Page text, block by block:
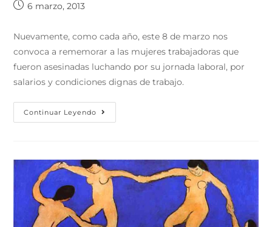
6 marzo, 2013
Nuevamente, como cada año, este 8 de marzo nos
convoca a rememorar a las mujeres trabajadoras que
fueron asesinadas luchando por su jornada laboral, por
salarios y condiciones dignas de trabajo.
Continuar Leyendo